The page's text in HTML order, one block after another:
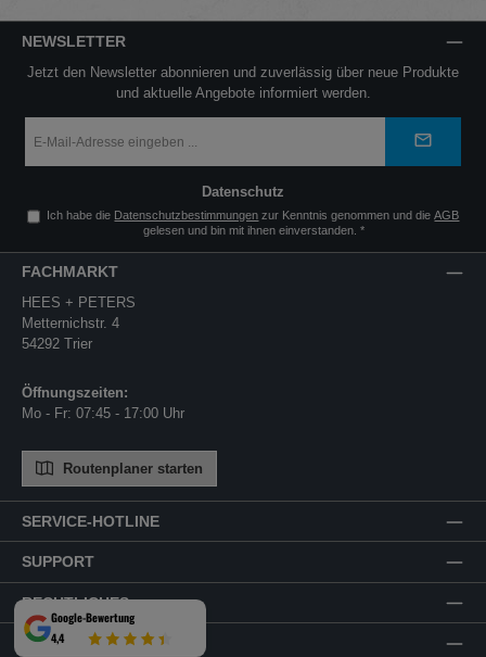
NEWSLETTER
Jetzt den Newsletter abonnieren und zuverlässig über neue Produkte
und aktuelle Angebote informiert werden.
Mail-
*
Datenschutz
Ich habe die Datenschutzbestimmungen zur Kenntnis genommen und dieAGB
gelesen und bin mit ihnen einverstanden. *
SERVICE-HOTLINE
SUPPORT
RECHTLICHES
ZAHLUNGSARTEN
FACHMARKT
HEES + PETERS
Metternichstr. 4
54292 Trier
Öffnungszeiten:
Mo - Fr: 07:45 - 17:00 Uhr
Routenplaner starten
Google-Bewertung
4,4